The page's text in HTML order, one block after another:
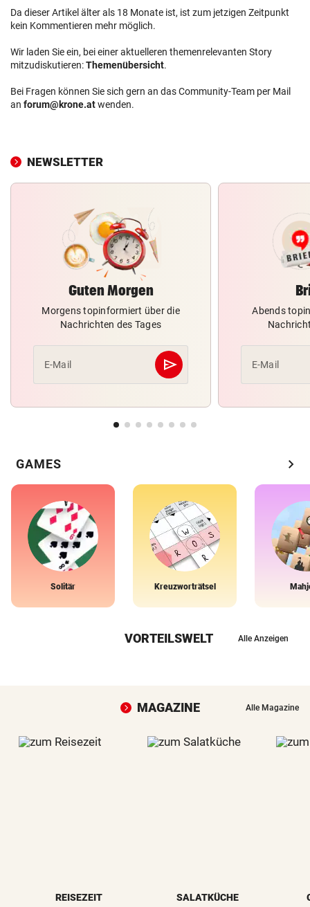
Da dieser Artikel älter als 18 Monate ist, ist zum jetzigen Zeitpunkt
kein Kommentieren mehr möglich.
Wir laden Sie ein, bei einer aktuelleren themenrelevanten Story
mitzudiskutieren:Themenübersicht.
Bei Fragen können Sie sich gern an das Community-Team per Mail
an forum@krone.atwenden.
NEWSLETTER
Guten Morgen
Morgens topinformiert über die
Nachrichten des Tages
E-Mail send
Abschicken
Abends
E-Mail
GAMES chevron_right
Solitär Kreuzworträtsel
VORTEILSWELT Alle Anzeigen
MAGAZINE Alle Magazine
REISEZEIT SALATKÜCHE